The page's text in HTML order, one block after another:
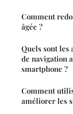
Comment
âgée ?
Quels sont les
de navigation
smartphone ?
Comment
améliorer les